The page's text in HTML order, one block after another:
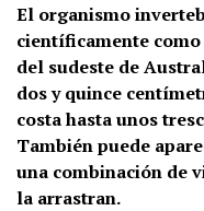
El organismo
científicamente
del sudeste de
dos y quince
costa hasta unos
También puede
una combinación de
la arrastran.